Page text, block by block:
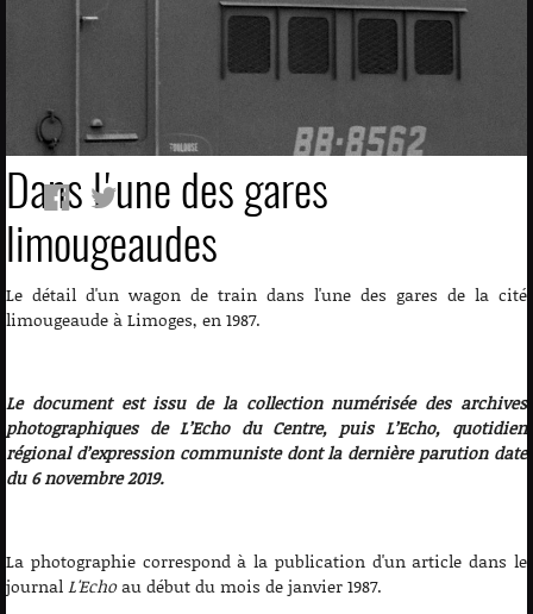
Dans l'une des gares
limougeaudes
Le détail d'un wagon de train dans l'une des gares de la cité
limougeaude à Limoges, en 1987.
Le document est issu de la collection numérisée des archives
photographiques de L’Echo du Centre, puis L’Echo, quotidien
régional d’expression communiste dont la dernière parution date
du 6 novembre 2019.
La photographie correspond à la publication d'un article dans le
journalL'Echoau début du mois de janvier 1987.